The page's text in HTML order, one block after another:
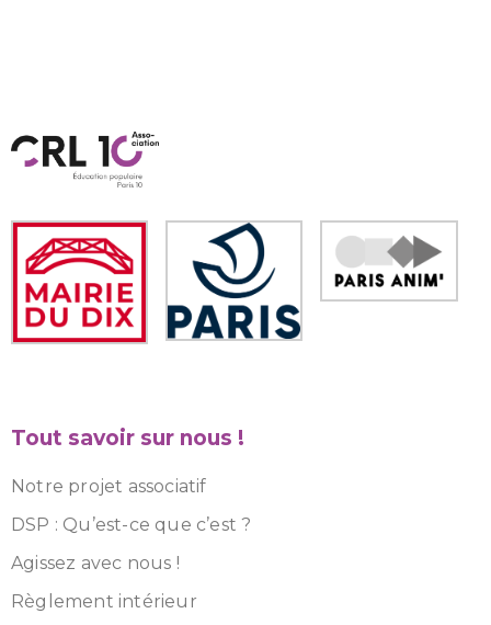
Tout savoir sur nous !
Notre projet associatif
DSP : Qu’est-ce que c’est ?
Agissez avec nous !
Règlement intérieur